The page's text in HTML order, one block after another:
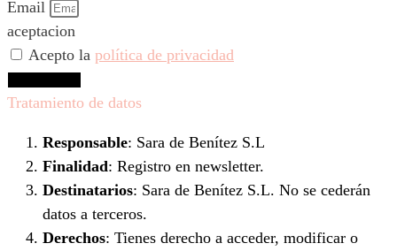
Email
aceptacion
Acepto la política de privacidad
Tratamiento de datos
Responsable: Sara de Benítez S.L
Finalidad: Registro en newsletter.
Destinatarios: Sara de Benítez S.L. No se cederán
datos a terceros.
Derechos: Tienes derecho a acceder, modificar o